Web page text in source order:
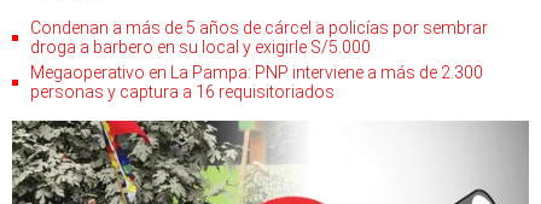
Condenan a más de 5 años de cárcel a policías por sembrar
droga a barbero en su local y exigirle S/5.000
Megaoperativo en La Pampa: PNP interviene a más de 2.300
personas y captura a 16 requisitoriados